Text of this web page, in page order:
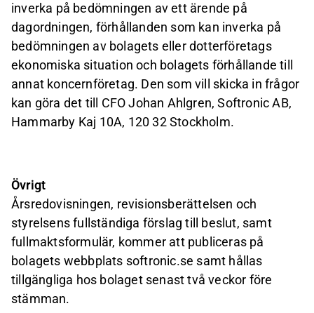
inverka på bedömningen av ett ärende på
dagordningen, förhållanden som kan inverka på
bedömningen av bolagets eller dotterföretags
ekonomiska situation och bolagets förhållande till
annat koncernföretag. Den som vill skicka in frågor
kan göra det till CFO Johan Ahlgren, Softronic AB,
Hammarby Kaj 10A, 120 32 Stockholm.
Övrigt
Årsredovisningen, revisionsberättelsen och
styrelsens fullständiga förslag till beslut, samt
fullmaktsformulär, kommer att publiceras på
bolagets webbplats softronic.se samt hållas
tillgängliga hos bolaget senast två veckor före
stämman.